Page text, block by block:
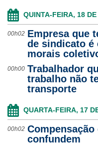
QUINTA-FEIRA, 18
00h02 Empresa que
de sindicato é
morais
00h00 Trabalhador
trabalho não
transporte
QUARTA-FEIRA, 17
00h02
confundem